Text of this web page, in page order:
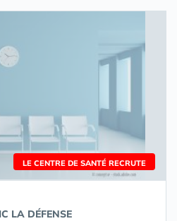
LE CENTRE DE SANTÉ RECRUTE
LA DÉFENSE